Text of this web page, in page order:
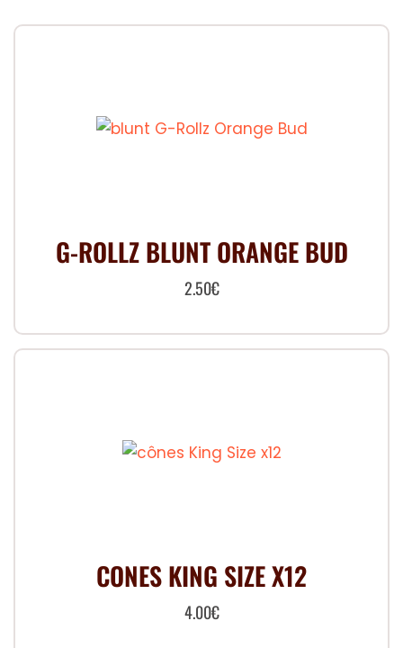
G-ROLLZ BLUNT ORANGE BUD
2.50€
CONES KING SIZE X12
4.00€